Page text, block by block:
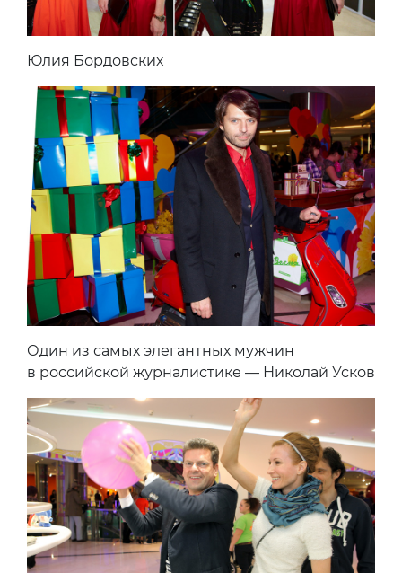
Юлия Бордовских
Один из самых элегантных мужчин
в российской журналистике — Николай Усков